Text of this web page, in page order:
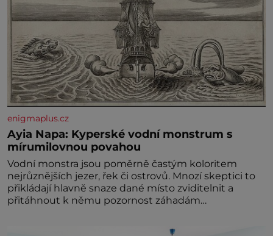
enigmaplus.cz
Ayia Napa: Kyperské vodní monstrum s
mírumilovnou povahou
Vodní monstra jsou poměrně častým koloritem
nejrůznějších jezer, řek či ostrovů. Mnozí skeptici to
přikládají hlavně snaze dané místo zviditelnit a
přitáhnout k němu pozornost záhadám